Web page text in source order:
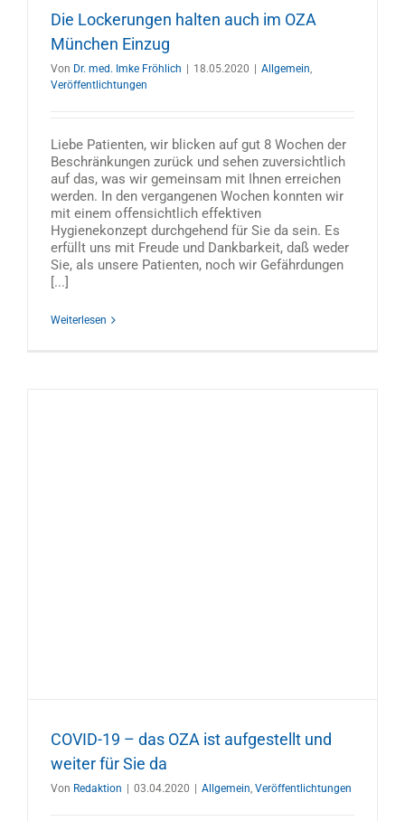
Die Lockerungen halten auch im OZA
München Einzug
Von Dr. med. Imke Fröhlich 18.05.2020 Allgemein,
Veröffentlichtungen
Liebe Patienten, wir blicken auf gut 8 Wochen der
Beschränkungen zurück und sehen zuversichtlich
auf das, was wir gemeinsam mit Ihnen erreichen
werden. In den vergangenen Wochen konnten wir
mit einem offensichtlich effektiven
Hygienekonzept durchgehend für Sie da sein. Es
erfüllt uns mit Freude und Dankbarkeit, daß weder
Sie, als unsere Patienten, noch wir Gefährdungen
[...]
Weiterlesen
COVID-19 – das OZA ist aufgestellt und
weiter für Sie da
Von Redaktion | 03.04.2020 | Allgemein Veröffentlichtungen